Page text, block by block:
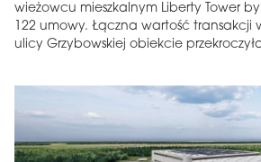
wieżowcu mieszkalnym Liberty Tower
122 umowy. Łączna wartość transakcji
ulicy Grzybowskiej obiekcie